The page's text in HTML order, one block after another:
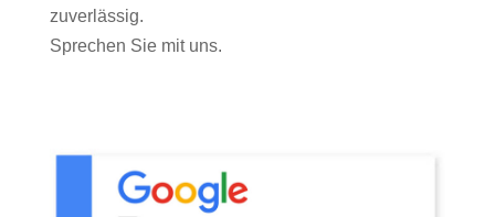
zuverlässig.
Sprechen Sie mit uns.